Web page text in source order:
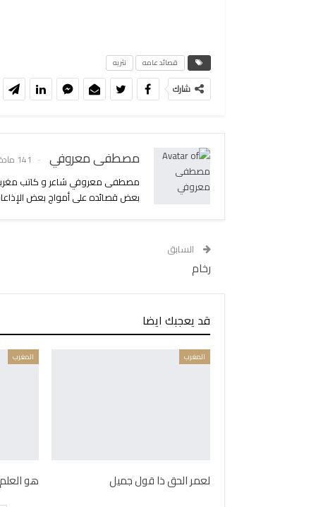
قصائد عامه نثريه
شارك
مصطفى معروفي 141 مادة
بعض قصائده على أمواج بعض
السابق
رخام
قد يعجبك ايضا
المغرب
لعمر الحق ذا قول جميل
المغرب
هو